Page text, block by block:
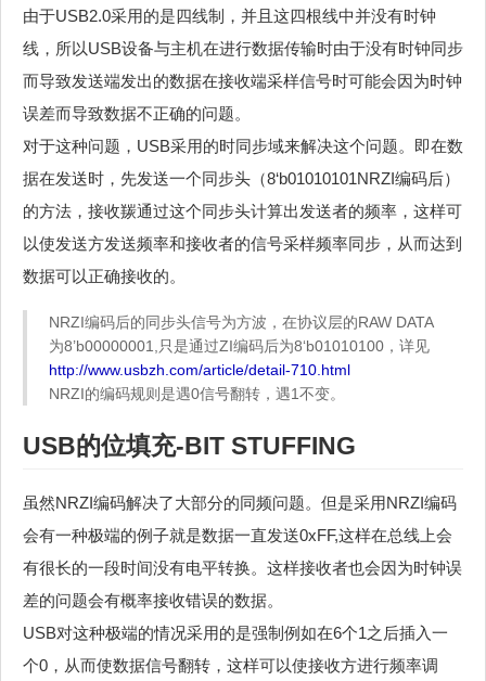
由于USB2.0采用的是四线制，并且这四根线中并没有时钟
线，所以USB设备与主机在进行数据传输时由于没有时钟同步
而导致发送端发出的数据在接收端采样信号时可能会因为时钟
误差而导致数据不正确的问题。
对于这种问题，USB采用的时同步域来解决这个问题。即在数
据在发送时，先发送一个同步头（8‘b01010101NRZI编码后）
的方法，接收羰通过这个同步头计算出发送者的频率，这样可
以使发送方发送频率和接收者的信号采样频率同步，从而达到
数据可以正确接收的。
NRZI编码后的同步头信号为方波，在协议层的RAW DATA
为8’b00000001,只是通过ZI编码后为8‘b01010100，详见
http://www.usbzh.com/article/detail-710.html
NRZI的编码规则是遇0信号翻转，遇1不变。
USB的位填充-BIT STUFFING
虽然NRZI编码解决了大部分的同频问题。但是采用NRZI编码
会有一种极端的例子就是数据一直发送0xFF,这样在总线上会
有很长的一段时间没有电平转换。这样接收者也会因为时钟误
差的问题会有概率接收错误的数据。
USB对这种极端的情况采用的是强制例如在6个1之后插入一
个0，从而使数据信号翻转，这样可以使接收方进行频率调